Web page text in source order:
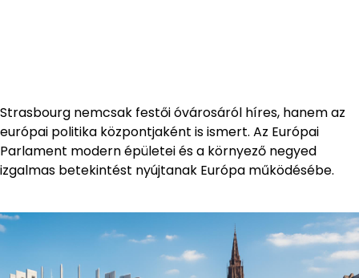
Strasbourg nemcsak festői óvárosáról híres, hanem az
európai politika központjaként is ismert. Az Európai
Parlament modern épületei és a környező negyed
izgalmas betekintést nyújtanak Európa működésébe.